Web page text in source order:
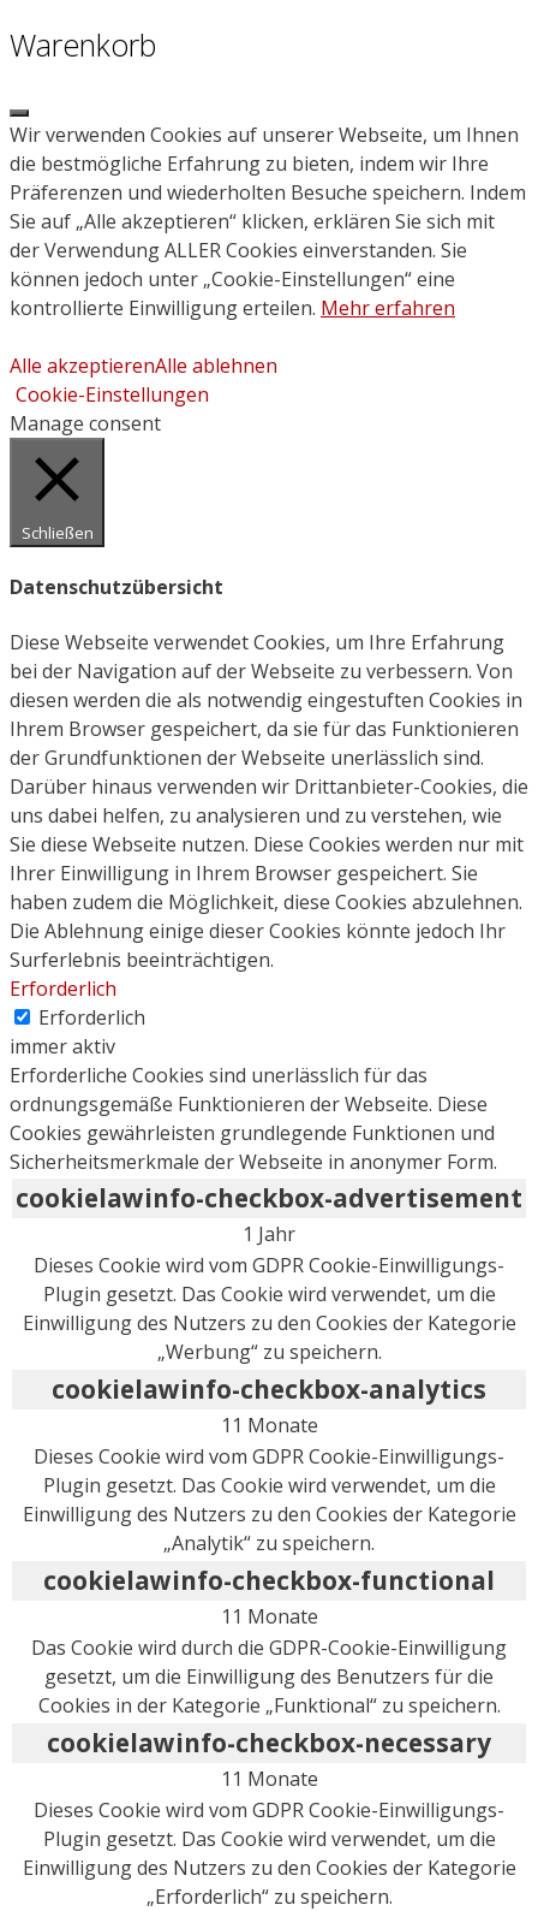
Warenkorb
Close
Wir verwenden Cookies auf unserer Webseite, um Ihnen
die bestmögliche Erfahrung zu bieten, indem wir Ihre
Präferenzen und wiederholten Besuche speichern. Indem
Sie auf „Alle akzeptieren“ klicken, erklären Sie sich mit
der Verwendung ALLER Cookies einverstanden. Sie
können jedoch unter „Cookie-Einstellungen“ eine
kontrollierte Einwilligung erteilen. Mehr erfahren
Alle akzeptierenAlle ablehnen
Cookie-Einstellungen
Manage consent
Schließen
Datenschutzübersicht
Diese Webseite verwendet Cookies, um Ihre Erfahrung
bei der Navigation auf der Webseite zu verbessern. Von
diesen werden die als notwendig eingestuften Cookies in
Ihrem Browser gespeichert, da sie für das Funktionieren
der Grundfunktionen der Webseite unerlässlich sind.
Darüber hinaus verwenden wir Drittanbieter-Cookies, die
uns dabei helfen, zu analysieren und zu verstehen, wie
Sie diese Webseite nutzen. Diese Cookies werden nur mit
Ihrer Einwilligung in Ihrem Browser gespeichert. Sie
haben zudem die Möglichkeit, diese Cookies abzulehnen.
Die Ablehnung einige dieser Cookies könnte jedoch Ihr
Surferlebnis beeinträchtigen.
Erforderlich
Erforderlich
immer aktiv
Erforderliche Cookies sind unerlässlich für das
ordnungsgemäße Funktionieren der Webseite. Diese
Cookies gewährleisten grundlegende Funktionen und
Sicherheitsmerkmale der Webseite in anonymer Form.
cookielawinfo-checkbox-advertisement
1 Jahr
Dieses Cookie wird vom GDPR Cookie-Einwilligungs-
Plugin gesetzt. Das Cookie wird verwendet, um die
Einwilligung des Nutzers zu den Cookies der Kategorie
„Werbung“ zu speichern.
cookielawinfo-checkbox-analytics
11 Monate
Dieses Cookie wird vom GDPR Cookie-Einwilligungs-
Plugin gesetzt. Das Cookie wird verwendet, um die
Einwilligung des Nutzers zu den Cookies der Kategorie
„Analytik“ zu speichern.
cookielawinfo-checkbox-functional
11 Monate
Das Cookie wird durch die GDPR-Cookie-Einwilligung
gesetzt, um die Einwilligung des Benutzers für die
Cookies in der Kategorie „Funktional“ zu speichern.
cookielawinfo-checkbox-necessary
11 Monate
Dieses Cookie wird vom GDPR Cookie-Einwilligungs-
Plugin gesetzt. Das Cookie wird verwendet, um die
Einwilligung des Nutzers zu den Cookies der Kategorie
„Erforderlich“ zu speichern.